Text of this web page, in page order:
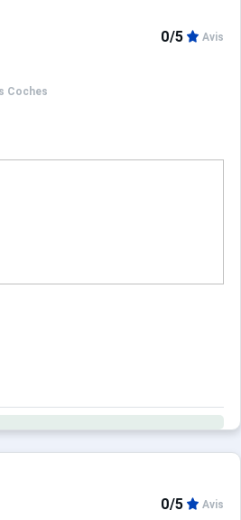
Coches
0/5 Avis
0/5 Avis